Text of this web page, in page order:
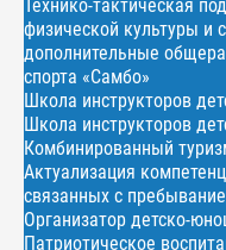
Технико-тактическая
физической культуры и
дополнительные
спорта «Самбо»
Школа инструкторов
Школа инструкторов
Комбинированный
Актуализация
связанных с
Организатор детско-
Патриотическое